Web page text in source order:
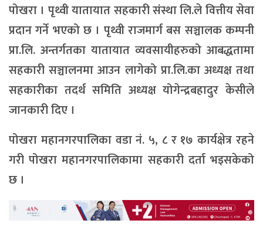
पोखरा । पृथ्वी यातायात सहकारी संस्था लि.ले वित्तीय सेवा
प्रदान गर्ने भएको छ । पृथ्वी राजमार्ग बस सञ्चालक कम्पनी
प्रा.लि. अन्तर्गतका यातायात व्यवसायीहरुको आबद्धतामा
सहकारी सञ्चालनमा आउन लागेको प्रा.लि.का अध्यक्ष तथा
सहकारीका तदर्थ समिति अध्यक्ष योगेन्द्रबहादुर केसीले
जानकारी दिए ।
पोखरा महानगरपालिका वडा नं. ५, ८ र १७ कार्यक्षेत्र रहने
गरी पोखरा महानगरपालिकामा सहकारी दर्ता भइसकेको
छ ।